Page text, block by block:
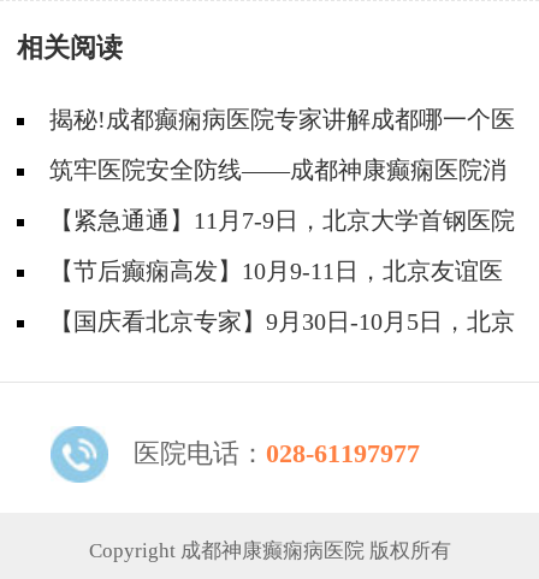
癫痫药物会不会影响智力发育?
相关阅读
揭秘!成都癫痫病医院专家讲解成都哪一个医
院能治疗癫痫?
筑牢医院安全防线——成都神康癫痫医院消
防安全培训纪实
【紧急通通】11月7-9日，北京大学首钢医院
神经内科胡颖教授亲临成都会诊，破解癫痫疑难
【节后癫痫高发】10月9-11日，北京友谊医
院陈葵博士免费会诊+治疗援助，破解癫痫难
【国庆看北京专家】9月30日-10月5日，北京
助，速约！
医院电话： 028-61197977
Copyright 成都神康癫痫病医院 版权所有